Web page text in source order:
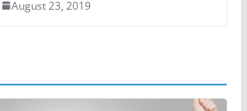
August 23, 2019